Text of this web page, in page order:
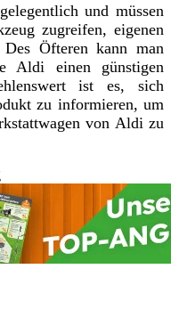
und müssen
zugreifen, eigenen
Des Öfteren kann man
Aldi einen günstigen
ist es, sich
zu informieren, um
von Aldi zu